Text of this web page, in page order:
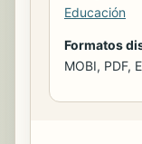
Educación
Formatos
MOBI, PDF,